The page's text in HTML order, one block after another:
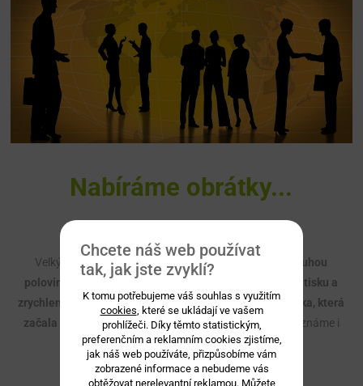
Nabíráme obrátky...
Velký posun ve vývoji oboru public relations přišel s
druhou
polovinou 15. století
. Toto období přineslo
vynález knihtisku a
zrychlení tisku textů. Pak začala vycházet různáperiodika, která
začala být již tehdy ovlivňována a manipulována
. A to známe i
dnes...
Chcete náš web používat
tak, jak jste zvyklí?
K tomu potřebujeme váš souhlas s využitím
cookies, které se ukládají ve vašem
prohlížeči. Díky těmto statistickým,
preferenčním a reklamním cookies zjistíme,
jak náš web používáte, přizpůsobíme vám
zobrazené informace a nebudeme vás
obtěžovat nerelevantní reklamou. Můžete